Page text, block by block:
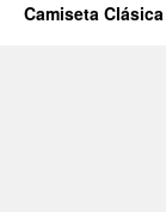
Camiseta